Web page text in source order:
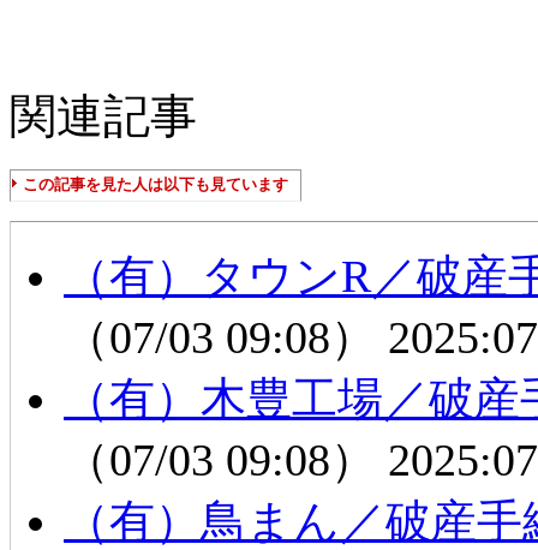
関連記事
この記事を見た人は以下も見ています
（有）タウンR／破
（07/03 09:08）
（有）木豊工場／破
（07/03 09:08）
（有）鳥まん／破産